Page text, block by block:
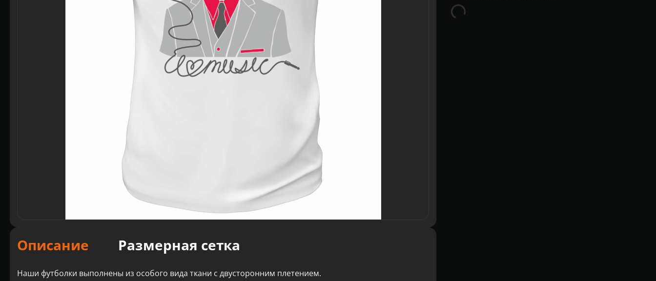
Описание Размерная сетка
Наши футболки выполнены из особого вида ткани с двусторонним плетением.